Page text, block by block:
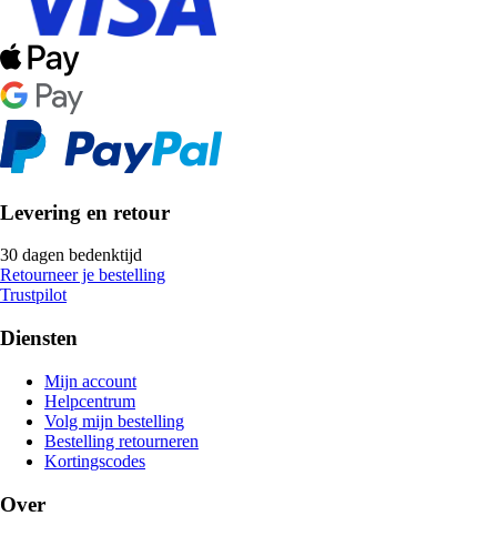
Levering en retour
30 dagen bedenktijd
Retourneer je bestelling
Trustpilot
Diensten
Mijn account
Helpcentrum
Volg mijn bestelling
Bestelling retourneren
Kortingscodes
Over